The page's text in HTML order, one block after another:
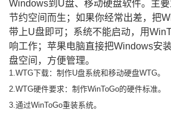
Windows到U盘、移动硬盘软件。主要
节约空间而生；如果你经常出差，把
带上U盘即可；系统不能启动，用
响工作；苹果电脑直接把Windows安
盘空间，方便管理。
1.WTG下载：制作U盘系统和移动硬盘WTG。
2.WTG硬件要求：制作WinToGo的硬件标准。
3.通过WinToGo重装系统。